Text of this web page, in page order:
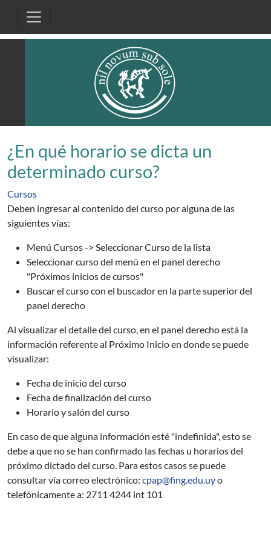
¿En qué horario se dicta un
determinado curso?
Cursos
Deben ingresar al contenido del curso por alguna de las
siguientes vías:
Menú Cursos -> Seleccionar Curso de la lista
Seleccionar curso del menú en el panel derecho
"Próximos inicios de cursos"
Buscar el curso con el buscador en la parte superior del
panel derecho
Al visualizar el detalle del curso, en el panel derecho está la
información referente al Próximo Inicio en donde se puede
visualizar:
Fecha de inicio del curso
Fecha de finalización del curso
Horario y salón del curso
En caso de que alguna información esté "indefinida", esto se
debe a que no se han confirmado las fechas u horarios del
próximo dictado del curso. Para estos casos se puede
consultar vía correo electrónico: cpap@fing.edu.uyo
telefónicamente a: 2711 4244 int 101